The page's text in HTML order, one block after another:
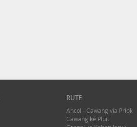
RUTE
Ancol - Cawang via Priok
Cawang ke Pluit